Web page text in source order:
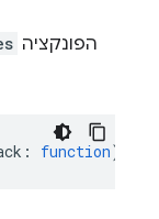
הפונקציה
: function)